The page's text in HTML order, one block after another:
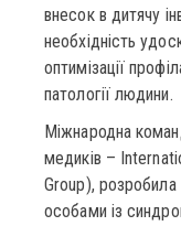
внесок в дитячу
необхідність
оптимізації
патології людини.
Міжнародна
медиків –
Group),
особами із